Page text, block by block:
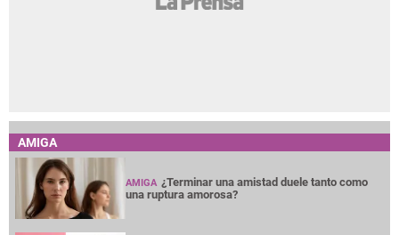
AMIGA
AMIGA ¿Terminar una amistad duele tanto como
una ruptura amorosa?